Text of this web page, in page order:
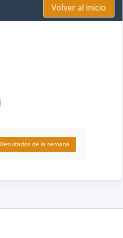
Volver al inicio
Resultados de la semana